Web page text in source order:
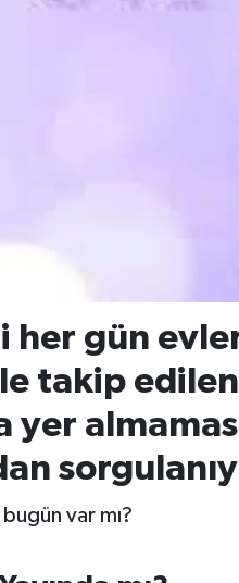
her gün
takip
yer
var mı?